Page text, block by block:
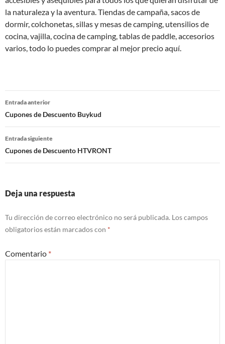
la naturaleza y la aventura. Tiendas de campaña, sacos de
dormir, colchonetas, sillas y mesas de camping, utensilios de
cocina, vajilla, cocina de camping, tablas de paddle, accesorios
varios, todo lo puedes comprar al mejor precio aquí.
de
entradas
Entrada anterior
Cupones de Descuento Buykud
Entrada siguiente
Cupones de Descuento HTVRONT
Deja una respuesta
Tu dirección de correo electrónico no será publicada. Los campos
obligatorios están marcados con *
Comentario *